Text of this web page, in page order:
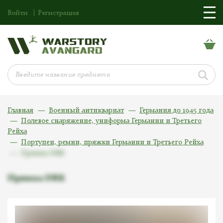
Войти Регистрация
Главная Военный антиквариат
Германия до 1945 года
Полевое снаряжение, униформа Германии и Третьего
Рейха
Портупеи, ремни, пряжки Германии и Третьего Рейха
Пряжка DRK